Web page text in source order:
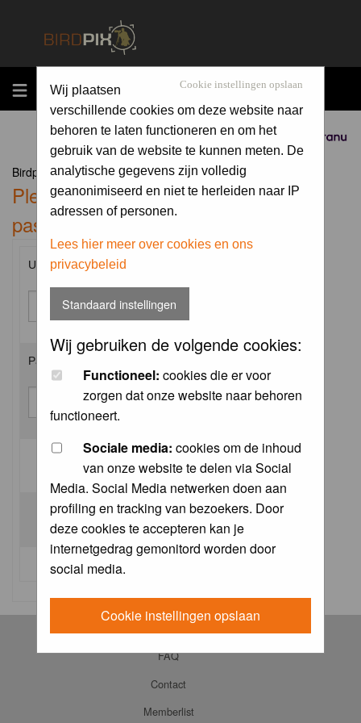
MENU
Sponsored by
Cookie instellingen opslaan
Wij plaatsen
verschillende cookies om deze website naar
behoren te laten functioneren en om het
gebruik van de website te kunnen meten. De
analytische gegevens zijn volledig
geanonimiseerd en niet te herleiden naar IP
adressen of personen.
Lees hier meer over cookies en ons
privacybeleid
Standaard instellingen
Wij gebruiken de volgende cookies:
Functioneel: cookies die er voor
zorgen dat onze website naar behoren
functioneert.
Sociale media: cookies om de inhoud
van onze website te delen via Social
Media. Social Media netwerken doen aan
profiling en tracking van bezoekers. Door
deze cookies te accepteren kan je
internetgedrag gemonitord worden door
social media.
Cookie instellingen opslaan
Birdpix.nl Forum Index
Please enter your username and
password to log in.
Username:
Password:
Log me on automatically each visit:
I forgot my password
FAQ
Contact
Memberlist